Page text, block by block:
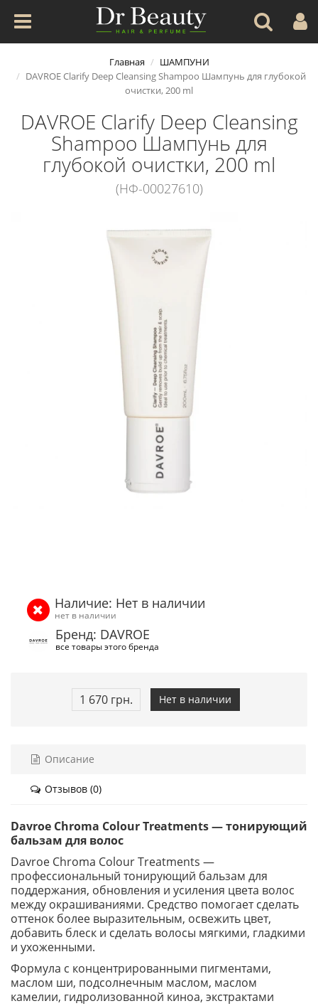
Главная
ШАМПУНИ
DAVROE Clarify Deep Cleansing Shampoo Шампунь для глубокой
очистки, 200 ml
DAVROE Clarify Deep Cleansing
Shampoo Шампунь для
глубокой очистки, 200 ml
(НФ-00027610)
Наличие: Нет в наличии
нет в наличии
Бренд: DAVROE
все товары этого бренда
1 670 грн. Нет в наличии
Описание
Отзывов (0)
Davroe Chroma Colour Treatments — тонирующий
бальзам для волос
Davroe Chroma Colour Treatments —
профессиональный тонирующий бальзам для
поддержания, обновления и усиления цвета волос
между окрашиваниями. Средство помогает сделать
оттенок более выразительным, освежить цвет,
добавить блеск и сделать волосы мягкими, гладкими
и ухоженными.
Формула с концентрированными пигментами,
маслом ши, подсолнечным маслом, маслом
камелии, гидролизованной киноа, экстрактами